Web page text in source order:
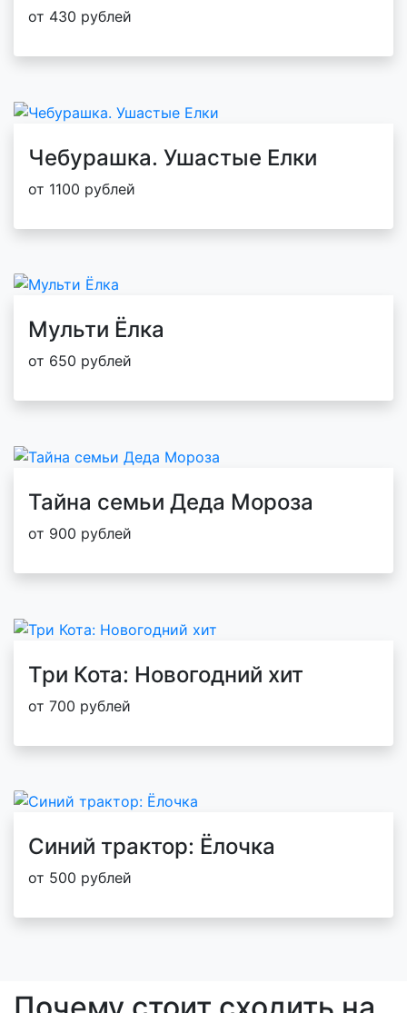
от 430 рублей
Чебурашка. Ушастые Елки
от 1100 рублей
Мульти Ёлка
от 650 рублей
Тайна семьи Деда Мороза
от 900 рублей
Три Кота: Новогодний хит
от 700 рублей
Синий трактор: Ёлочка
от 500 рублей